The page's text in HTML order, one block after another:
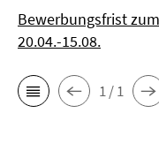
Bewerbungsfrist
20.04.-15.08.
1 / 1